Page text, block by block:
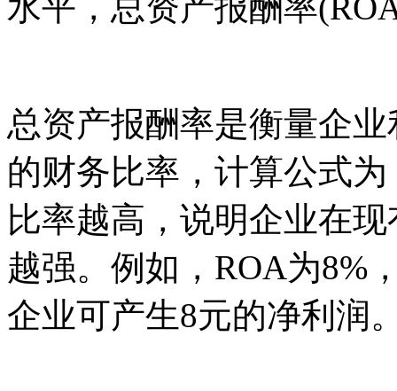
水平，总资产报酬率
总资产报酬率是衡量企
的财务比率，计算公式
比率越高，说明企业在
越强。例如，ROA为8%
企业可产生8元的净利润